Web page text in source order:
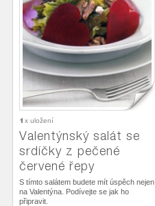
1 x uložení
Valentýnský salát se
srdíčky z pečené
červené řepy
S tímto salátem budete mít úspěch nejen
na Valentýna. Podívejte se jak ho
připravit.